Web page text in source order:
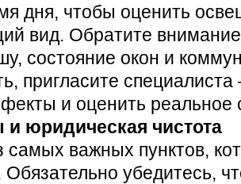
дня, чтобы оценить
вид. Обратите
состояние окон и
пригласите
и оценить реальное
юридическая чистота
самых важных пунктов,
Обязательно убедитесь,